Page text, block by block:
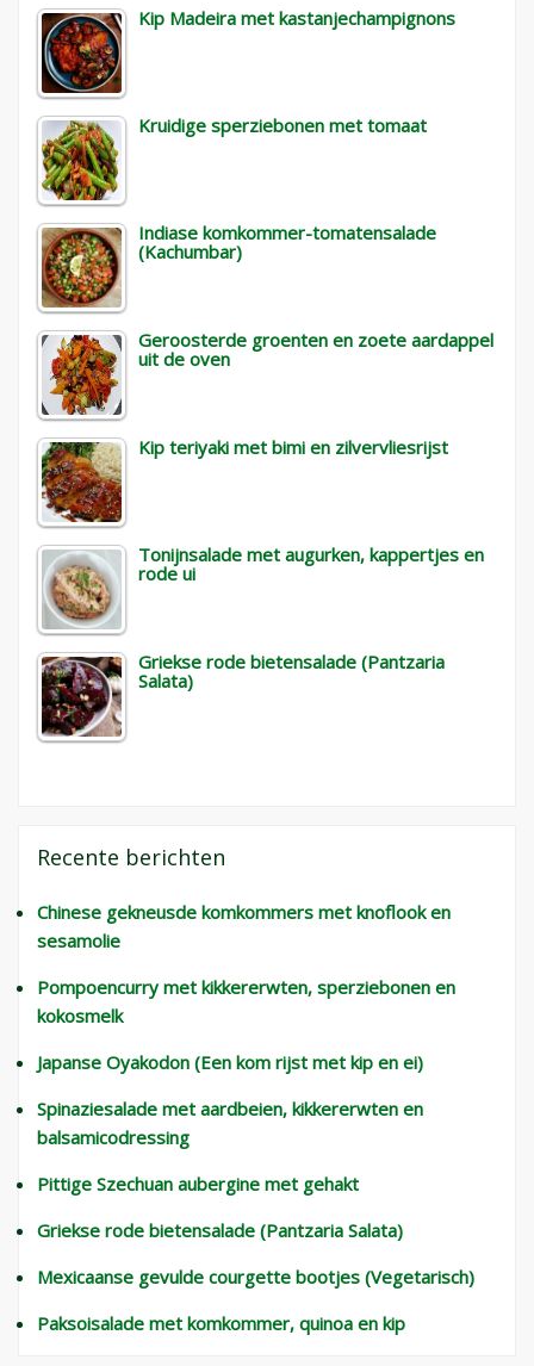
Kip Madeira met kastanjechampignons
Kruidige sperziebonen met tomaat
Indiase komkommer-tomatensalade
(Kachumbar)
Geroosterde groenten en zoete aardappel
uit de oven
Kip teriyaki met bimi en zilvervliesrijst
Tonijnsalade met augurken, kappertjes en
rode ui
Griekse rode bietensalade (Pantzaria
Salata)
Recente berichten
Chinese gekneusde komkommers met knoflook en
sesamolie
Pompoencurry met kikkererwten, sperziebonen en
kokosmelk
Japanse Oyakodon (Een kom rijst met kip en ei)
Spinaziesalade met aardbeien, kikkererwten en
balsamicodressing
Pittige Szechuan aubergine met gehakt
Griekse rode bietensalade (Pantzaria Salata)
Mexicaanse gevulde courgette bootjes (Vegetarisch)
Paksoisalade met komkommer, quinoa en kip